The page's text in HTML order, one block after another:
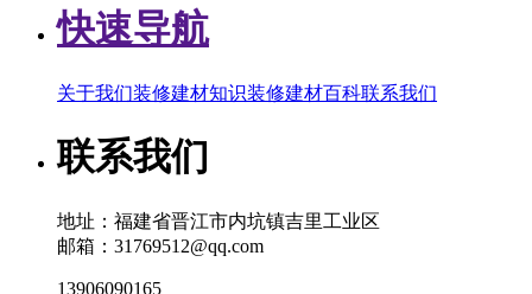
快速导航
关于我们装修建材知识装修建材百科联系我们
联系我们
地址：福建省晋江市内坑镇吉里工业区
邮箱：31769512@qq.com
13906090165